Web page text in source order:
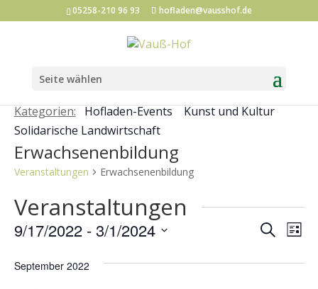
05258-210 96 93 hofladen@vausshof.de
Seite wählen
Kategorien: Hofladen-Events
Kunst und Kultur
Solidarische Landwirtschaft
Erwachsenenbildung
Veranstaltungen Erwachsenenbildung
Veranstaltungen
und
SucheListe
9/17/2022 - 3/1/2024
wählen.
September 2022